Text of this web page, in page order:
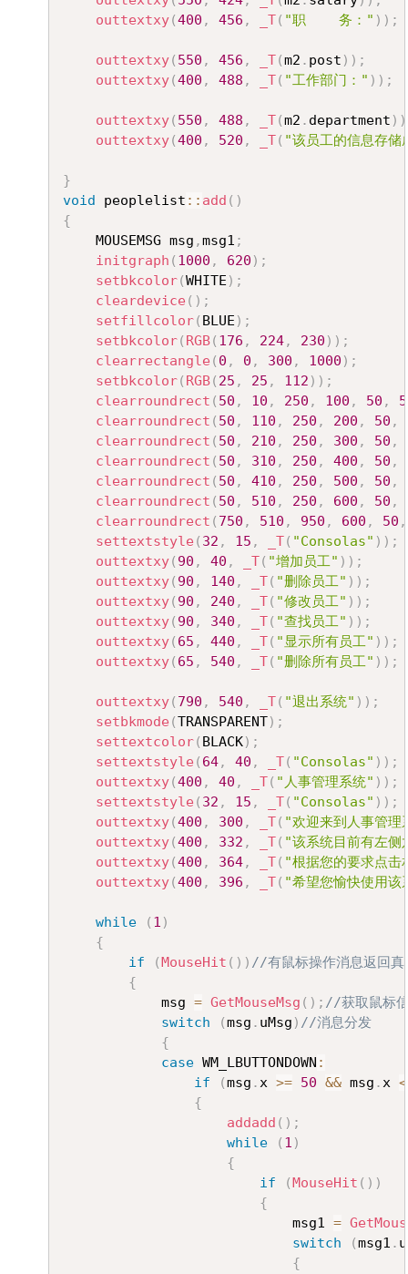
outtextxy(400 , 456 , _T( "职    务：" ) ) ;
outtextxy( 550 , 456 , _T(m2 . post ) ) ;
outtextxy(400 , 488 , _T( "工作部门：" ) ) ;
outtextxy( 550 , 488 , _T(m2 . department ) )
outtextxy(400 , 520 , _T( "该员工的信息存储
}
void peoplelist :: add ( )
{
	MOUSEMSG msg
,msg1 ;
initgraph ( 1000 , 620 ) ;
setbkcolor(WHITE ) ;
cleardevice( ) ;
setfillcolor( BLUE ) ;
setbkcolor( RGB( 176 , 224, 230 ) ) ;
clearrectangle( 0 , 0 , 300 , 1000 ) ;
setbkcolor( RGB( 25 , 25 , 112 ) ) ;
clearroundrect ( 50 , 10 , 250 , 100 , 50 ,
clearroundrect ( 50 , 110 , 250 , 200 , 50 ,
clearroundrect ( 50 , 210 , 250 , 300 , 50 ,
clearroundrect ( 50 , 310 , 250 , 400 , 50 ,
clearroundrect ( 50 , 410 , 250 , 500 , 50 ,
clearroundrect ( 50 , 510 , 250 , 600 , 50 ,
clearroundrect ( 750 , 510 , 950 , 600 , 50 ,
settextstyle( 32 , 15 , _T( "Consolas" ) ) ;
outtextxy( 90 , 40 , _T( "增加员工" ) ) ;
outtextxy( 90 , 140 , _T( "删除员工" ) ) ;
outtextxy( 90 , 240 , _T( "修改员工" ) ) ;
outtextxy( 90 , 340 , _T( "查找员工" ) ) ;
outtextxy( 65 , 440 , _T( "显示所有员工" ) ) ;
outtextxy( 65 , 540 , _T( "删除所有员工" ) ) ;
outtextxy( 790 , 540 , _T( "退出系统" ) ) ;
setbkmode(TRANSPARENT) ;
settextcolor( BLACK) ;
settextstyle( 64, 40 , _T( "Consolas" ) ) ;
outtextxy(400 , 40 , _T( "人事管理系统" ) ) ;
settextstyle( 32 , 15 , _T( "Consolas" ) ) ;
outtextxy(400 , 300 , _T( "欢迎来到人事管理
outtextxy(400 , 332 , _T( "该系统目前有左侧
outtextxy(400 , 364, _T( "根据您的要求点击
outtextxy(400 , 396 , _T( "希望您愉快使用该
while ( 1 )
{
if
(MouseHit ( ) ) //有鼠标操作消息返回真
{
			msg
= GetMouseMsg ( ) ; //获取鼠标
switch
(msg . uMsg ) //消息分发
{
case WM_LBUTTONDOWN :
if
(msg .x >= 50 && msg .x
{
addadd ( ) ;
while
( 1 )
{
if
(MouseHit ( ) )
{
							msg1
=
switch
(msg1 .
{